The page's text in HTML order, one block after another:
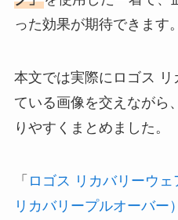
った効果が期待できます。
本文では実際にロゴス
ている画像を交えながら
りやすくまとめました。
「 ロゴス リカバリーウ
リカバリープルオーバー）